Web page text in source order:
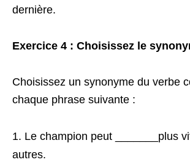
dernière.
Exercice 4 : Choisissez le
Choisissez un synonyme du verbe
chaque phrase suivante :
Le champion peut _______plus
autres.